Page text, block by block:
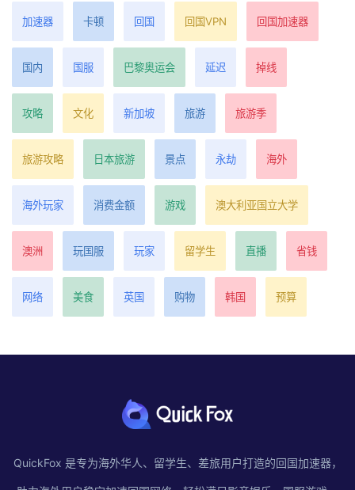
加速器 卡顿 回国 回国VPN 回国加速器
国内 国服 巴黎奥运会 延迟 掉线
攻略 文化 新加坡 旅游 旅游季
旅游攻略 日本旅游 景点 永劫 海外
海外玩家 消费金额 游戏 澳大利亚国立大学
澳洲 玩国服 玩家 留学生 直播 省钱
网络 美食 英国 购物 韩国 预算
QuickFox 是专为海外华人、留学生、差旅用户打造的回国加速器，